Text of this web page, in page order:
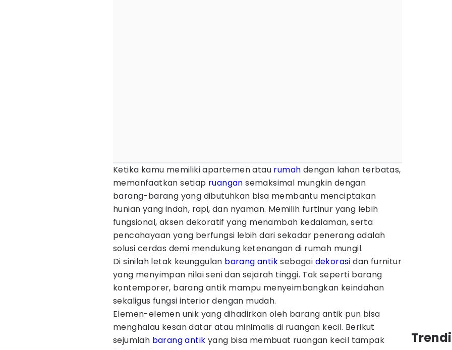
Ketika kamu memiliki apartemen atau rumah dengan lahan terbatas,
memanfaatkan setiap ruangan semaksimal mungkin dengan
barang-barang yang dibutuhkan bisa membantu menciptakan
hunian yang indah, rapi, dan nyaman. Memilih furtinur yang lebih
fungsional, aksen dekoratif yang menambah kedalaman, serta
pencahayaan yang berfungsi lebih dari sekadar penerang adalah
solusi cerdas demi mendukung ketenangan di rumah mungil.
Di sinilah letak keunggulan barang antiksebagai dekorasi dan furnitur
yang menyimpan nilai seni dan sejarah tinggi. Tak seperti barang
kontemporer, barang antik mampu menyeimbangkan keindahan
sekaligus fungsi interior dengan mudah.
Elemen-elemen unik yang dihadirkan oleh barang antik pun bisa
menghalau kesan datar atau minimalis di ruangan kecil. Berikut
sejumlah barang antik yang bisa membuat ruangan kecil tampak